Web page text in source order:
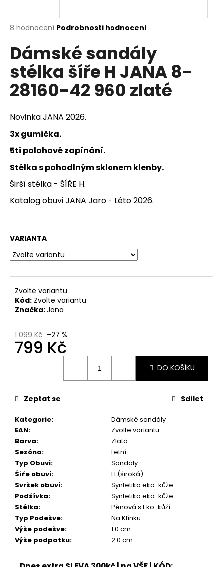
Průměrné
produktu
je
z
5
hvězdiček.
8 hodnocení Podrobnosti hodnocení
Dámské sandály
stélka šíře H JANA 8-
28160-42 960 zlaté
Novinka JANA 2026.
3x gumička.
5ti polohové zapínání.
Stélka s pohodlným sklonem klenby.
Širší stélka - ŠÍŘE H.
Katalog obuvi JANA Jaro - Léto 2026.
VARIANTA
Zvolte variantu
Kód: Zvolte variantu
Značka:Jana
1 099 Kč –27 %
799 Kč
DO KOŠÍKU
Kategorie:
Dámské sandály
EAN:
Zvolte variantu
Barva:
Zlatá
Sezóna:
Letní
Typ Obuvi:
Sandály
Šíře obuvi:
H (široká)
Svršek obuvi:
Syntetika eko-kůže
Podšívka:
Syntetika eko-kůže
Stélka:
Pěnová s Eko-kůží
Typ Podešve:
Na Klínku
Výše podešve:
1.0 cm
Výše podpatku: 2.0 cm
Zeptat se Sdílet
j
t
?
o
p
r
u
j
e
e
DÁMSKÉ
NA
KLÍNKU
ŠÍŘE
304
HNĚDÉ
Kč
Původně:
699
Kč